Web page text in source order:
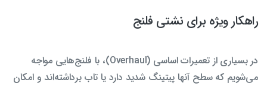
راهکار ویژه برای نشتی فلنج
در بسیاری از تعمیرات اساسی (Overhaul)، با فلنج‌هایی مواجه
می‌شویم که سطح آنها پیتینگ شدید دارد یا تاب برداشته‌اند و امکان